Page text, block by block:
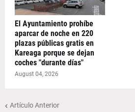
El Ayuntamiento prohíbe
aparcar de noche en 220
plazas públicas gratis en
Kareaga porque se dejan
coches "durante días"
August 04, 2026
Artículo Anterior